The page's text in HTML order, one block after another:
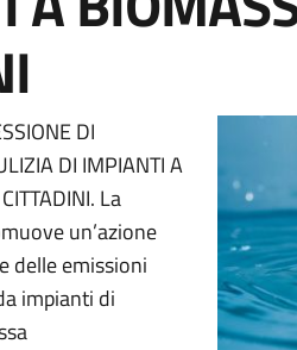
DI
DI IMPIANTI A
La
un’azione
delle emissioni
impianti di